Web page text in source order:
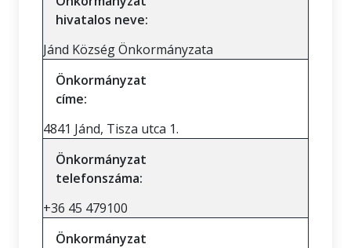
hivatalos neve:
Jánd Község Önkormányzata
Önkormányzat
címe:
4841 Jánd, Tisza utca 1.
Önkormányzat
telefonszáma:
+36 45 479100
Önkormányzat